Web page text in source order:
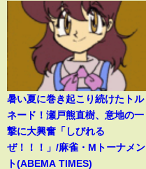
暑い夏に巻き起こり続けたトル
ネード！瀬戸熊直樹、意地の一
撃に大興奮「しびれる
ぜ！！！」/麻雀・Mトーナメン
ト(ABEMA TIMES)